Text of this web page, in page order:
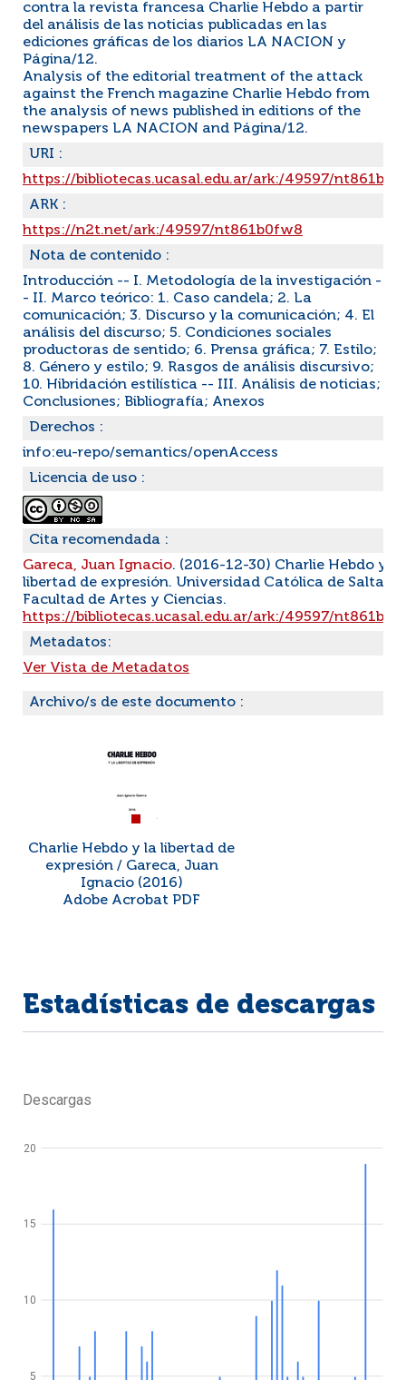
contra la revista francesa Charlie Hebdo a partir
del análisis de las noticias publicadas en las
ediciones gráficas de los diarios LA NACION y
Página/12.
Analysis of the editorial treatment of the attack
against the French magazine Charlie Hebdo from
the analysis of news published in editions of the
newspapers LA NACION and Página/12.
URI :
https://bibliotecas.ucasal.edu.ar/ark:/49597/
ARK :
https://n2t.net/ark:/49597/nt861b0fw8
Nota de contenido :
Introducción -- I. Metodología de la investigación -
- II. Marco teórico: 1. Caso candela; 2. La
comunicación; 3. Discurso y la comunicación; 4. El
análisis del discurso; 5. Condiciones sociales
productoras de sentido; 6. Prensa gráfica; 7. Estilo;
8. Género y estilo; 9. Rasgos de análisis discursivo;
10. Hibridación estilística -- III. Análisis de noticias;
Conclusiones; Bibliografía; Anexos
Derechos :
info:eu-repo/semantics/openAccess
Licencia de uso :
Cita recomendada :
Gareca, Juan Ignacio. (2016-12-30) Charlie Hebdo y la
libertad de expresión. Universidad Católica de Salta.
Facultad de Artes y Ciencias.
https://bibliotecas.ucasal.edu.ar/ark:/49597/
Metadatos:
Ver Vista de Metadatos
Archivo/s de este documento :
Charlie Hebdo y la libertad de
expresión / Gareca, Juan
Ignacio (2016)
Adobe Acrobat PDF
Estadísticas de descargas
Descargas
5
10
15
20